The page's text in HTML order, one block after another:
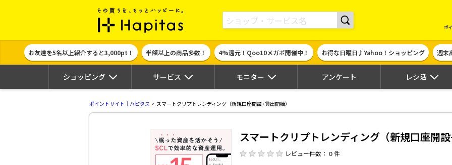
ポイント貯めて現金やギフト券に交換できるポイントサイト | ハピタス
ポ
お友達を5名以上紹介すると3,000pt！ 半額以上の商品多数！ 4%還元！Qoo10メガポ開催中！ お得な日曜日♪Yahoo！ショッピング 週末
ショッピング サービス モニター アンケート レシ活
ポイントサイト｜ハピタス スマートクリプトレンディング（新規口座開設+貸出開始）
スマートクリプトレンディング（新規口座開
レビュー件数： 0 件